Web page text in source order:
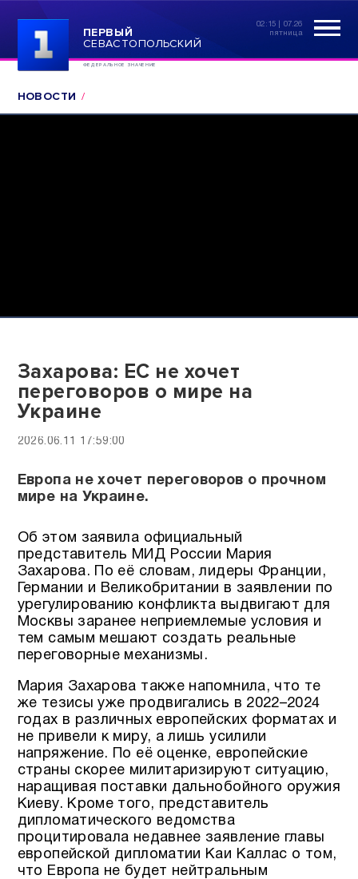
ПЕРВЫЙ
СЕВАСТОПОЛЬСКИЙ
ФЕДЕРАЛЬНОЕ ЗНАЧЕНИЕ
02:15 | 07.26
пятница
НОВОСТИ
Захарова: ЕС не хочет
переговоров о мире на
Украине
2026.06.11 17:59:00
Европа не хочет переговоров о прочном
мире на Украине.
Об этом заявила официальный
представитель МИД России Мария
Захарова. По её словам, лидеры Франции,
Германии и Великобритании в заявлении по
урегулированию конфликта выдвигают для
Москвы заранее неприемлемые условия и
тем самым мешают создать реальные
переговорные механизмы.
Мария Захарова также напомнила, что те
же тезисы уже продвигались в 2022–2024
годах в различных европейских форматах и
не привели к миру, а лишь усилили
напряжение. По её оценке, европейские
страны скорее милитаризируют ситуацию,
наращивая поставки дальнобойного оружия
Киеву. Кроме того, представитель
дипломатического ведомства
процитировала недавнее заявление главы
европейской дипломатии Каи Каллас о том,
что Европа не будет нейтральным